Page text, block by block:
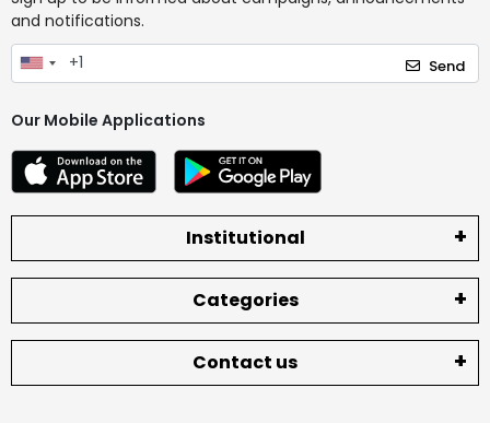
and notifications.
Send
Our Mobile Applications
Institutional
Categories
Contact us